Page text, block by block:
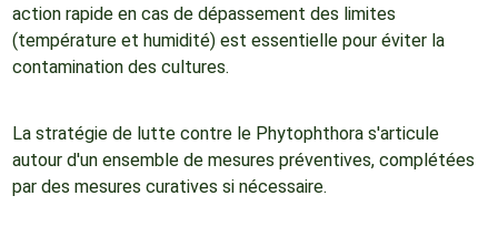
action rapide en cas de dépassement des limites
(température et humidité) est essentielle pour éviter la
contamination des cultures.
La stratégie de lutte contre le Phytophthora s'articule
autour d'un ensemble de mesures préventives, complétées
par des mesures curatives si nécessaire.